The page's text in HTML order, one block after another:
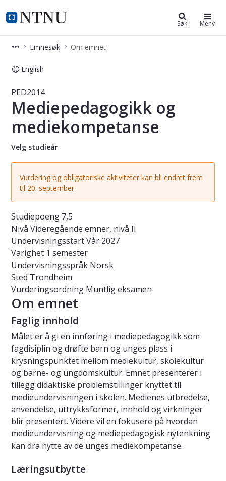
NTNU Hjemmeside
Studier Søk Meny
Emnesøk Om emnet
English
Emne - Mediepedagogikk og
PED2014
Mediepedagogikk og
mediekompetanse
Velg studieår
Vurdering og obligatoriske aktiviteter kan bli endret frem
til 20. september.
Studiepoeng 7,5
Nivå Videregående emner, nivå II
UndervisningsstartVår 2027
Varighet 1 semester
Undervisningsspråk Norsk
Sted Trondheim
Vurderingsordning Muntlig eksamen
Om emnet
Faglig innhold
Målet er å gi en innføring i mediepedagogikk som
fagdisiplin og drøfte barn og unges plass i
krysningspunktet mellom mediekultur, skolekultur
og barne- og ungdomskultur. Emnet presenterer i
tillegg didaktiske problemstillinger knyttet til
medieundervisningen i skolen. Medienes utbredelse,
anvendelse, uttrykksformer, innhold og virkninger
blir presentert. Videre vil en fokusere på hvordan
medieundervisning og mediepedagogisk nytenkning
kan dra nytte av de unges mediekompetanse.
Læringsutbytte